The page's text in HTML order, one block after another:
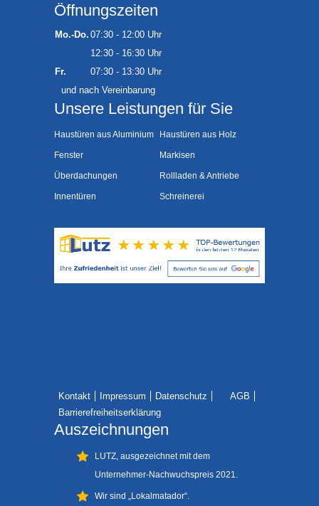
Öffnungszeiten
Mo.-Do. 07:30 - 12:00 Uhr
12:30 - 16:30 Uhr
Fr.
07:30 - 13:30 Uhr
und nach Vereinbarung
Unsere Leistungen für Sie
Haustüren aus Aluminium Haustüren aus Holz
Fenster Markisen
Überdachungen Rollladen & Antriebe
Innentüren Schreinerei
Kontakt Impressum Datenschutz
AGB
Barrierefreiheitserklärung
Auszeichnungen
LUTZ, ausgezeichnet mit dem
Unternehmer-Nachwuchspreis 2021.
Wir sind „Lokalmatador“.